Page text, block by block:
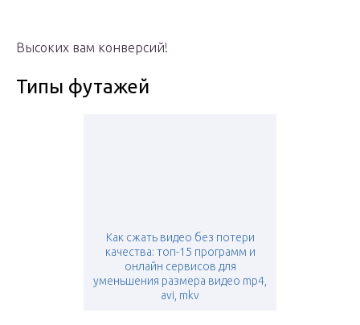
Высоких вам конверсий!
Типы футажей
Как сжать видео без потери
качества: топ-15 программ и
онлайн сервисов для
уменьшения размера видео mp4,
avi, mkv